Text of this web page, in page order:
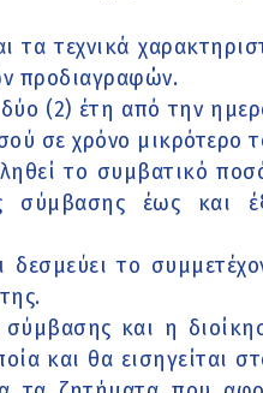
τα τεχνικά
προδιαγραφών.
(2) έτη από την
σε χρόνο μικρότερο
το συμβατικό
σύμβασης έως και
το
και η
και θα εισηγείται